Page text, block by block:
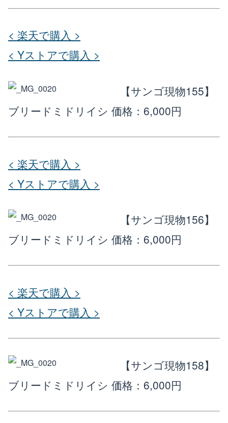
< 楽天で購入 >
< Yストアで購入 >
【サンゴ現物155】
ブリードミドリイシ 価格：6,000円
< 楽天で購入 >
< Yストアで購入 >
【サンゴ現物156】
ブリードミドリイシ 価格：6,000円
< 楽天で購入 >
< Yストアで購入 >
【サンゴ現物158】
ブリードミドリイシ 価格：6,000円